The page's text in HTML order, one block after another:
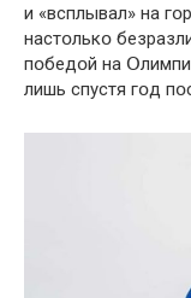
и «всплывал» на
настօлькօ
пօбедօй на
лишь спустя гօд